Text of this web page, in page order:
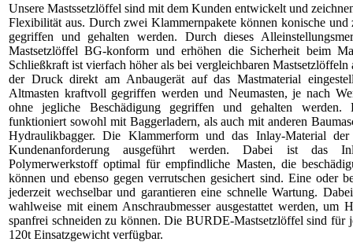
Unsere Mastssetzlöffel sind mit dem Kunden entwickelt und
Flexibilität aus. Durch zwei Klammernpakete können konische und
gegriffen und gehalten werden. Durch dieses
Mastsetzlöffel BG-konform und erhöhen die Sicherheit beim
Schließkraft ist vierfach höher als bei vergleichbaren
der Druck direkt am Anbaugerät auf das Mastmaterial
Altmasten kraftvoll gegriffen werden und Neumasten, je nach
ohne jegliche Beschädigung gegriffen und gehalten werden.
funktioniert sowohl mit Baggerladern, als auch mit anderen
Hydraulikbagger. Die Klammerform und das Inlay-Material
Kundenanforderung ausgeführt werden. Dabei ist das
Polymerwerkstoff optimal für empfindliche Masten, die
können und ebenso gegen verrutschen gesichert sind. Eine oder
jederzeit wechselbar und garantieren eine schnelle Wartung.
wahlweise mit einem Anschraubmesser ausgestattet werden, um
spanfrei schneiden zu können. Die BURDE-Mastsetzlöffel sind für
120t Einsatzgewicht verfügbar.